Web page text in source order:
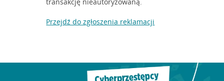
Przejdź do zgłoszenia reklamacji